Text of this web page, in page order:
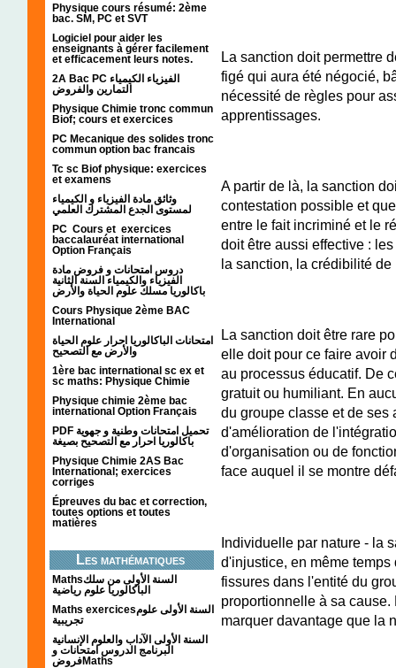
Physique cours résumé: 2ème
bac. SM, PC et SVT
Logiciel pour aider les
enseignants à gérer facilement
et efficacement leurs notes.
2A Bac PC الفيزياء الكيمياء
التمارين والفروض
Physique Chimie tronc commun
Biof; cours et exercices
PC Mecanique des solides tronc
commun option bac francais
Tc sc Biof physique: exercices
et examens
وثائق مادة الفيزياء و الكيمياء
PC Cours et exercices
baccalauréat international
Option Français
دروس امتحانات و فروض مادة
الفيزياء والكيمياء السنة الثانية
باكالوريا مسلك علوم الحياة والأرض
Cours Physique 2ème BAC
International
امتحانات الباكالوريا احرار علوم الحياة
والأرض مع التصحيح
1ère bac international sc ex et
sc maths: Physique Chimie
Physique chimie 2ème bac
international Option Français
PDF تحميل امتحانات وطنية و جهوية
باكالوريا احرار مع التصحيح بصيغة
Physique Chimie 2AS Bac
International; exercices
corriges
Épreuves du bac et correction,
toutes options et toutes
matières
Les mathématiques
Mathsالسنة الأولى من سلك
الباكالوريا علوم رياضية
Maths exercicesالسنة الأولى علوم
تجريبية
السنة الأولى الآداب والعلوم الإنسانية
البرنامج الدروس امتحانات و
فروضMaths
La sanction doit permettre
figé qui aura été négocié,
nécessité de règles pour
apprentissages.
A partir de là, la sanction
contestation possible et
entre le fait incriminé et le
doit être aussi effective :
la sanction, la crédibilité
La sanction doit être rare
elle doit pour ce faire avoir
au processus éducatif. De
gratuit ou humiliant. En
du groupe classe et de ses
d'amélioration de
d'organisation ou de
face auquel il se montre
Individuelle par nature - la
d'injustice, en même
fissures dans l'entité du
proportionnelle à sa
marquer davantage que la